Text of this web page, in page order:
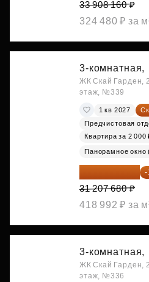
33 908 160 ₽
324 480 ₽ за
3-комнатная,
ЖК Скай Гарден,
этаж, №339
1 кв 2027
Предчистовая
Квартира за 2 000
Панорамное окно
27 150 682 ₽ -
31 207 680 ₽
418 992 ₽ за
3-комнатная,
ЖК Скай Гарден,
этаж, №336